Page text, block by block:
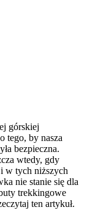
górskiej
tego, by nasza
bezpieczna.
wtedy, gdy
w tych niższych
nie stanie się dla
trekkingowe
ten artykuł.